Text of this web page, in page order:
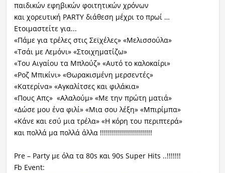
παιδικών εφηβικών φοιτητικών χρόνων
και χορευτική PARTYδιάθεση μέχρι το πρωί …
Ετοιμαστείτε για...
«Πάμε για τρέλες στις Σεϊχέλες» «Μελισσούλα»
«Τσάι με Λεμόνι» «Στοιχηματίζω»
«Του Αιγαίου τα Μπλούζ» «Αυτό το καλοκαίρι»
«Ροζ Μπικίνι» «Θωρακισμένη μερσεντές»
«Κατερίνα» «Αγκαλίτσες και φιλάκια»
«Πους Απς» «Αλαλούμ» «Με την πρώτη ματιά»
«Δώσε μου ένα φιλί» «Μια σου λέξη» «Μπιρίμπα»
«Κάνε και εσύ μια τρέλα» «Η κόρη του περιπτερά»
και πολλά μα πολλά άλλα !!!!!!!!!!!!!!!!!!!!!!!!!!
Pre – Party με όλα τα 80s και90s Super Hits ..!!!!!!!
Fb Event: